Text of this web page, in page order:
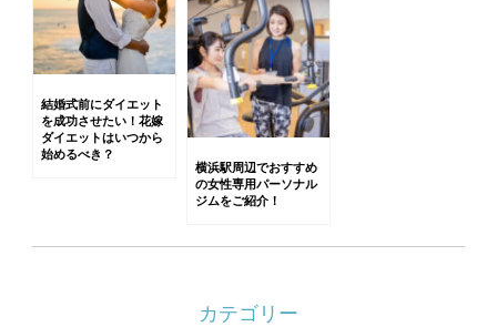
結婚式前にダイエット
を成功させたい！花嫁
ダイエットはいつから
始めるべき？
横浜駅周辺でおすすめ
の女性専用パーソナル
ジムをご紹介！
カテゴリー